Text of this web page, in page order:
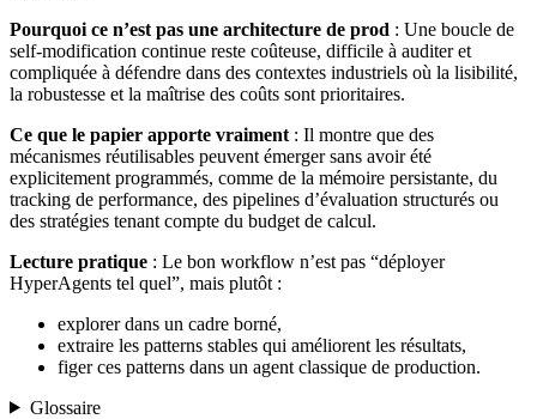
Pourquoi ce n’est pas une architecture de prod : Une boucle de
self-modification continue reste coûteuse, difficile à auditer et
compliquée à défendre dans des contextes industriels où la lisibilité,
la robustesse et la maîtrise des coûts sont prioritaires.
Ce que le papier apporte vraiment : Il montre que des
mécanismes réutilisables peuvent émerger sans avoir été
explicitement programmés, comme de la mémoire persistante, du
tracking de performance, des pipelines d’évaluation structurés ou
des stratégies tenant compte du budget de calcul.
Lecture pratique : Le bon workflow n’est pas “déployer
HyperAgents tel quel”, mais plutôt :
explorer dans un cadre borné,
extraire les patterns stables qui améliorent les résultats,
figer ces patterns dans un agent classique de production.
Glossaire